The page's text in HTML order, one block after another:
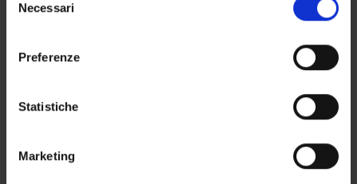
modificare o revocare il proprio consenso in qualsiasi
momento dalla Dichiarazione sui cookie o facendo clic
raccogliere informazioni sulla tua posizione
geografica, con un'approssimazione di qualche
Identificare il tuo dispositivo, scansionandolo
delNecessari
Preferenze
Statistiche
Marketing
SECTIONS